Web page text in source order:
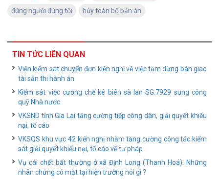
đúng người đúng tội hủy toàn bộ bản án
TIN TỨC LIÊN QUAN
Viện kiểm sát chuyển đơn kiến nghị về việc tạm dừng bàn giao
tài sản thi hành án
Kiểm sát việc cưỡng chế kê biên sà lan SG.7929 sung công
quỹ Nhà nước
VKSND tỉnh Gia Lai tăng cường tiếp công dân, giải quyết khiếu
nại, tố cáo
VKSQS khu vực 42 kiến nghị nhằm tăng cường công tác kiểm
sát giải quyết khiếu nại, tố cáo về tư pháp
Vụ cái chết bất thường ở xã Định Long (Thanh Hoá): Những
nhân chứng có mặt tại hiện trường nói gì ?